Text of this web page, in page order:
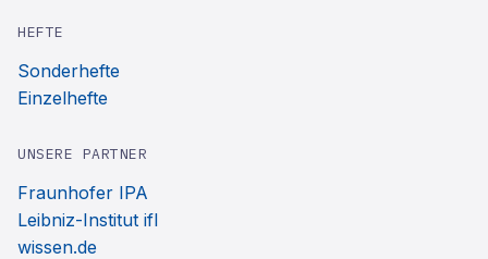
HEFTE
Sonderhefte
Einzelhefte
UNSERE PARTNER
Fraunhofer IPA
Leibniz-Institut ifl
wissen.de